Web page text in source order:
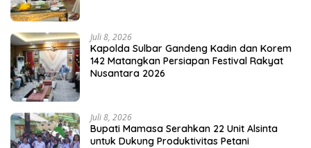
Juli 8, 2026
Kapolda Sulbar Gandeng Kadin dan Korem
142 Matangkan Persiapan Festival Rakyat
Nusantara 2026
Juli 8, 2026
Bupati Mamasa Serahkan 22 Unit Alsinta
untuk Dukung Produktivitas Petani